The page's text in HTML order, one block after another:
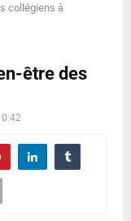
collégiens à
être des